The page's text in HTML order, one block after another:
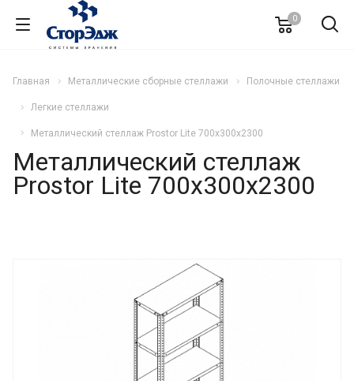
0
Главная Металлические сборные стеллажи Полочные стеллажи
Легкие стеллажи
Металлический стеллаж Prostor Lite 700x300x2300
Металлический стеллаж
Prostor Lite 700x300x2300